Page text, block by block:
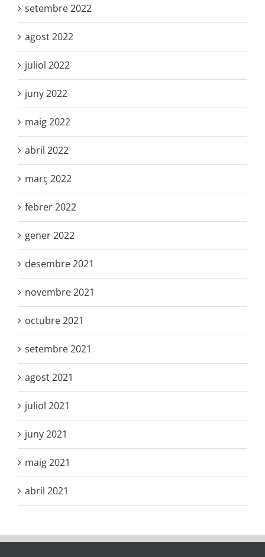
setembre 2022
agost 2022
juliol 2022
juny 2022
maig 2022
abril 2022
març 2022
febrer 2022
gener 2022
desembre 2021
novembre 2021
octubre 2021
setembre 2021
agost 2021
juliol 2021
juny 2021
maig 2021
abril 2021